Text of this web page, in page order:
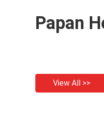
Papan
View All >>